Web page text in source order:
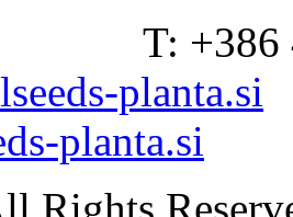
T: +386
planta.si
planta.si
Rights